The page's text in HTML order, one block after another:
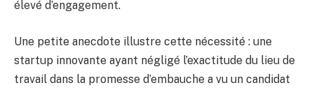
élevé d’engagement.
Une petite anecdote illustre cette nécessité : une
startup innovante ayant négligé l’exactitude du lieu de
travail dans la promesse d’embauche a vu un candidat